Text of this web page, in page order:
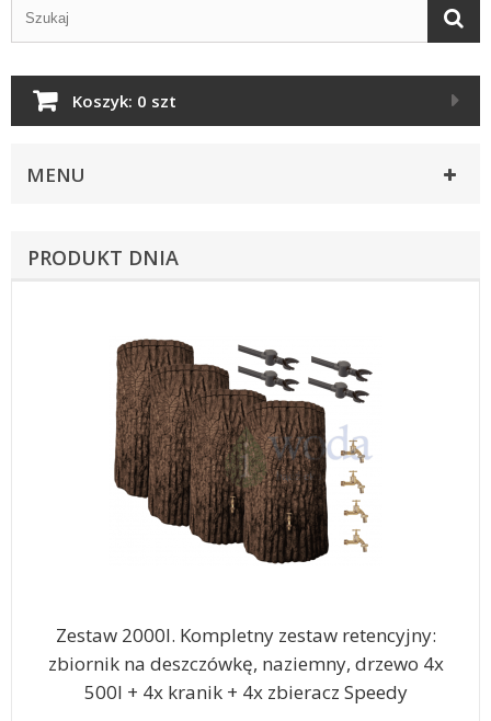
Koszyk: 0 szt
MENU
PRODUKT DNIA
Zestaw 2000l. Kompletny zestaw retencyjny:
zbiornik na deszczówkę, naziemny, drzewo 4x
500l + 4x kranik + 4x zbieracz Speedy